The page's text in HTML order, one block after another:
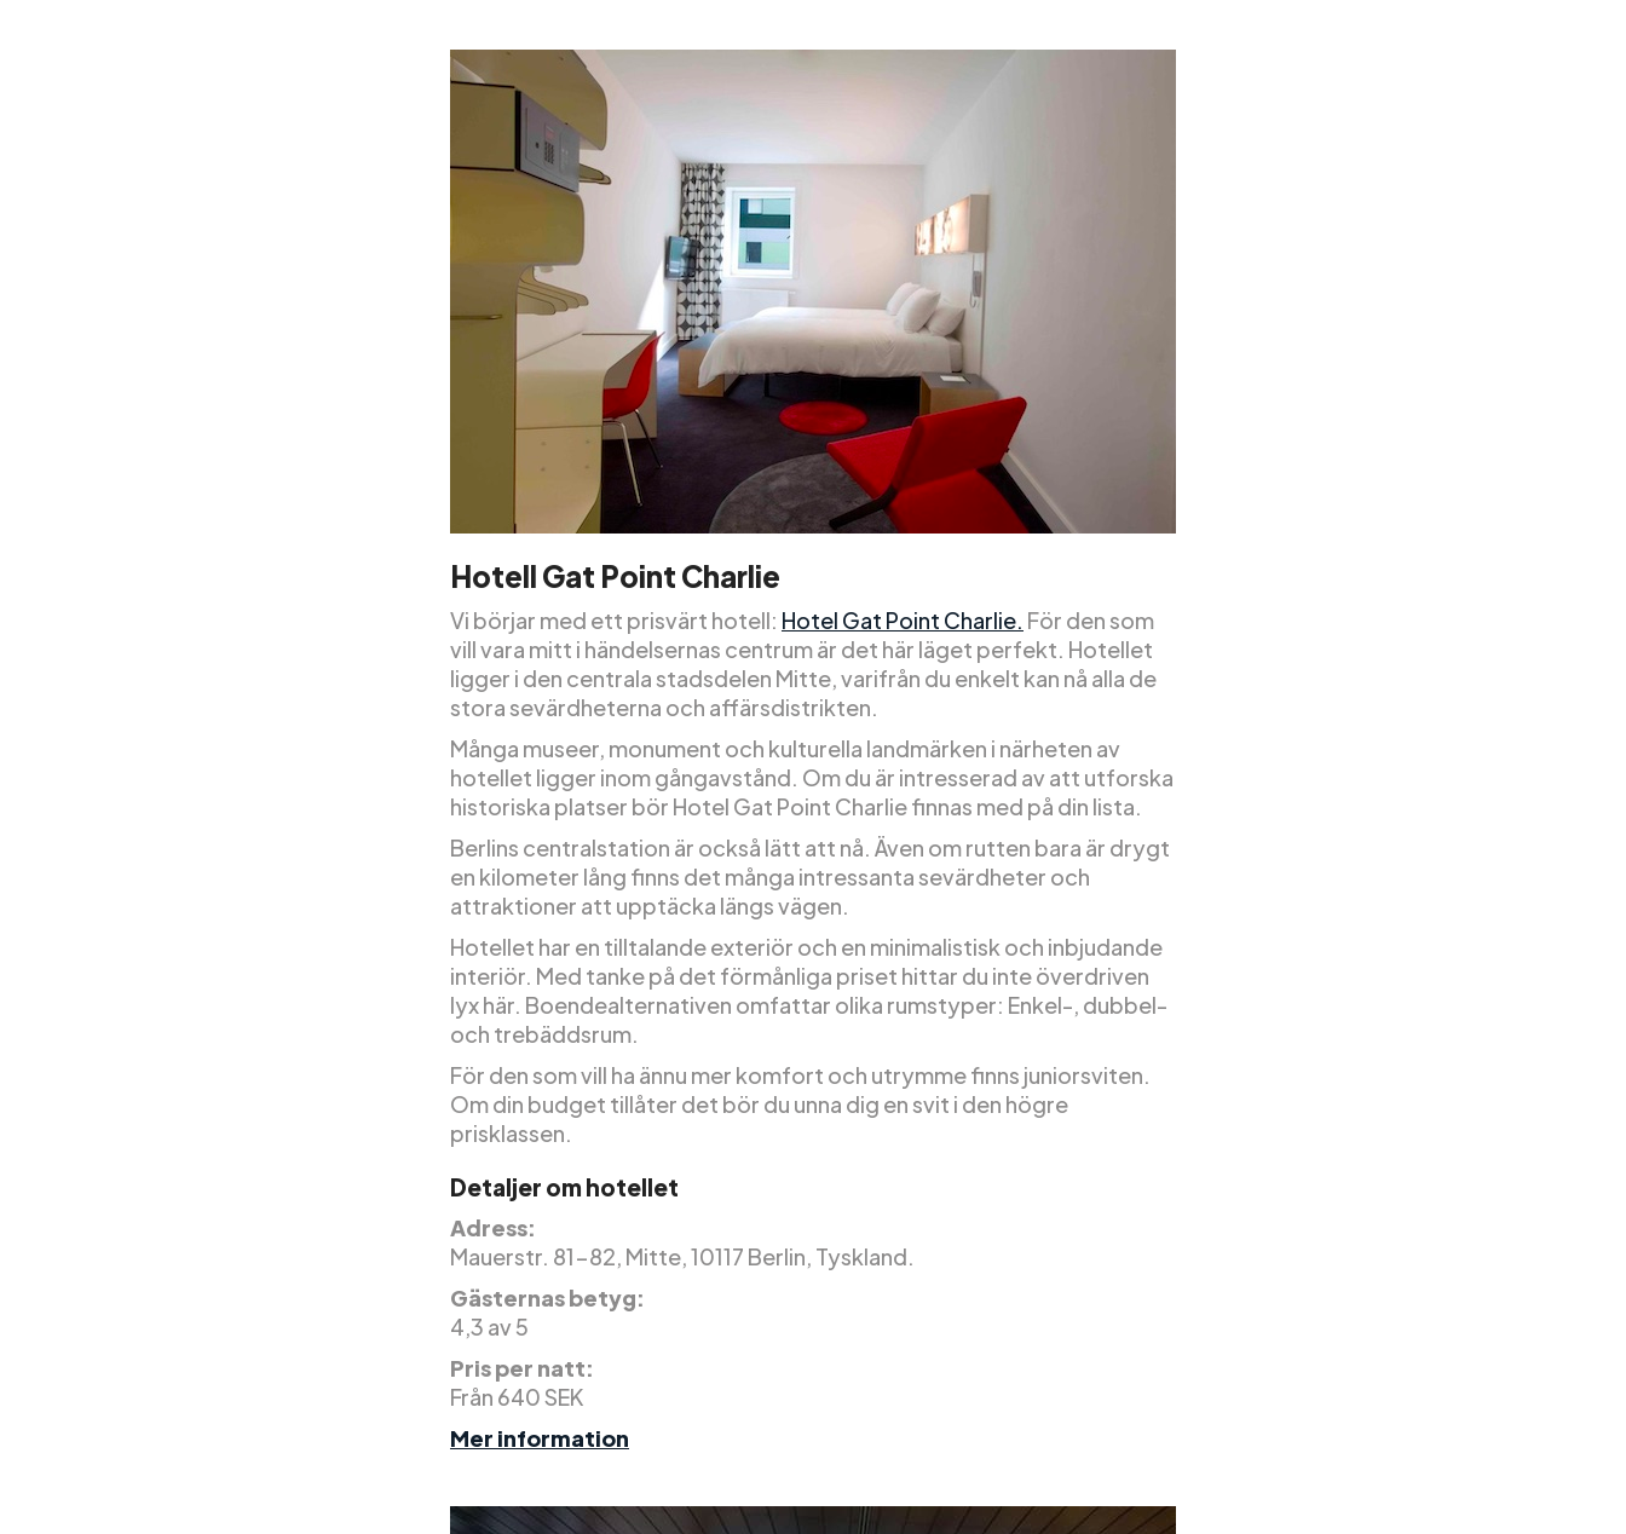
Hotell Gat Point Charlie
Vi börjar med ett prisvärt hotell: Hotel Gat Point Charlie. För den som
vill vara mitt i händelsernas centrum är det här läget perfekt. Hotellet
ligger i den centrala stadsdelen Mitte, varifrån du enkelt kan nå alla de
stora sevärdheterna och affärsdistrikten.
Många museer, monument och kulturella landmärken i närheten av
hotellet ligger inom gångavstånd. Om du är intresserad av att utforska
historiska platser bör Hotel Gat Point Charlie finnas med på din lista.
Berlins centralstation är också lätt att nå. Även om rutten bara är drygt
en kilometer lång finns det många intressanta sevärdheter och
attraktioner att upptäcka längs vägen.
Hotellet har en tilltalande exteriör och en minimalistisk och inbjudande
interiör. Med tanke på det förmånliga priset hittar du inte överdriven
lyx här. Boendealternativen omfattar olika rumstyper: Enkel-, dubbel-
och trebäddsrum.
För den som vill ha ännu mer komfort och utrymme finns juniorsviten.
Om din budget tillåter det bör du unna dig en svit i den högre
prisklassen.
Detaljer om hotellet
Adress:
Mauerstr. 81-82, Mitte, 10117 Berlin, Tyskland.
Gästernas betyg:
4,3 av 5
Pris per natt:
Från 640 SEK
Mer information